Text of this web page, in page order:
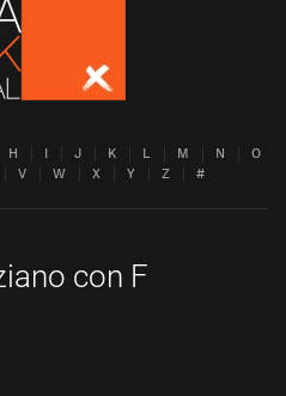
H I J K L M N
O
V W X Y Z #
con F